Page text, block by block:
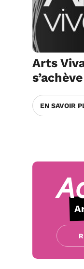
Arts
s’achève
EN SAVOIR